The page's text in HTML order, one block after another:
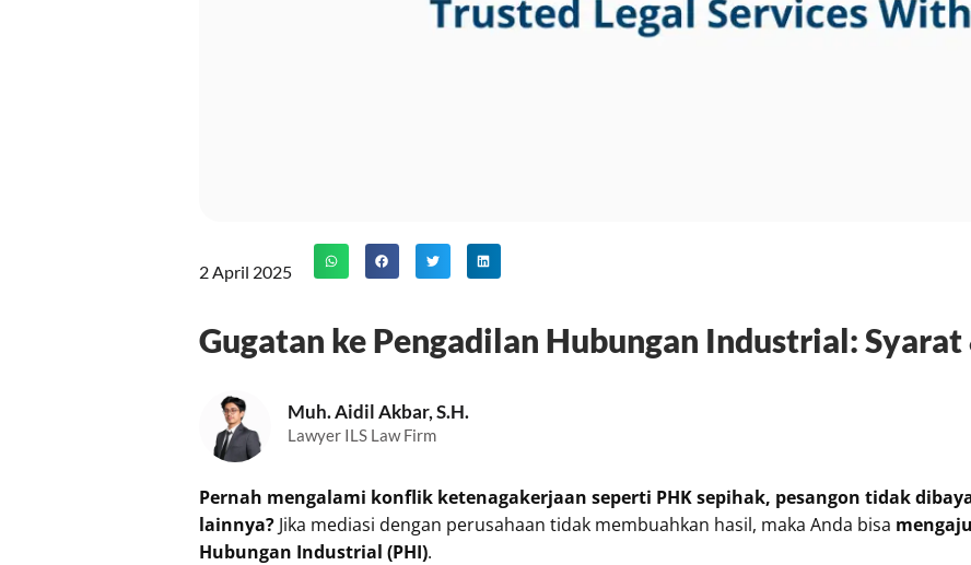
2 April 2025
Gugatan ke Pengadilan Hubungan Industrial:
Muh. Aidil Akbar, S.H.
Lawyer ILS Law Firm
Pernah mengalami konflik ketenagakerjaan seperti PHK sepihak, pesangon tidak
lainnya? Jika mediasi dengan perusahaan tidak membuahkan hasil, maka Anda bisa
Hubungan Industrial (PHI).